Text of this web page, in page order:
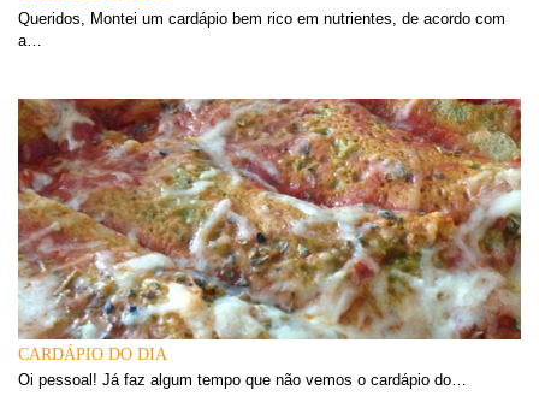
Queridos, Montei um cardápio bem rico em nutrientes, de acordo com
a…
CARDÁPIO DO DIA
Oi pessoal! Já faz algum tempo que não vemos o cardápio do…